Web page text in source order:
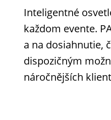
Inteligentné
každom evente.
a na dosiahnutie,
dispozičným
náročnějších